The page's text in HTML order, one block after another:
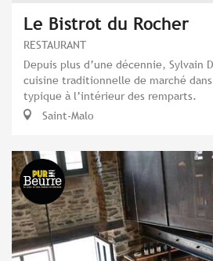
Le Bistrot du Rocher
RESTAURANT
Depuis plus d’une décennie, Sylvain
cuisine traditionnelle de marché
typique à l’intérieur des remparts.
Saint-Malo